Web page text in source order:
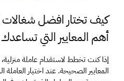
أهم المعايير التي تساعدك